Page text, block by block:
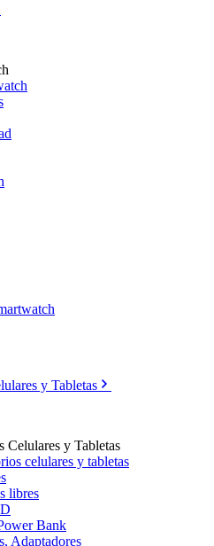
y Tabletas
Celulares y Tabletas
celulares y tabletas
libres
Bank
Adaptadores